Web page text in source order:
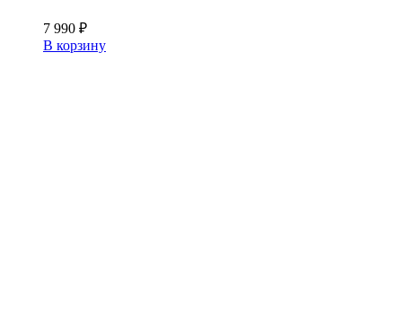
7 990 ₽
В корзину